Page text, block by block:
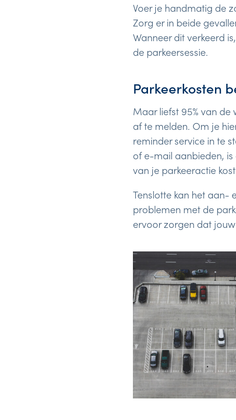
Voer je handmatig de
Zorg er in beide
Wanneer dit verkeerd
de parkeersessie.
Parkeerkosten
Maar liefst 95% van
af te melden. Om je
reminder service in te
of e-mail aanbieden, is
van je parkeeractie
Tenslotte kan het aan-
problemen met de
ervoor zorgen dat